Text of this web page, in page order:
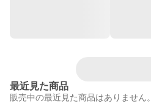
最近見た商品
販売中の最近見た商品はありません。